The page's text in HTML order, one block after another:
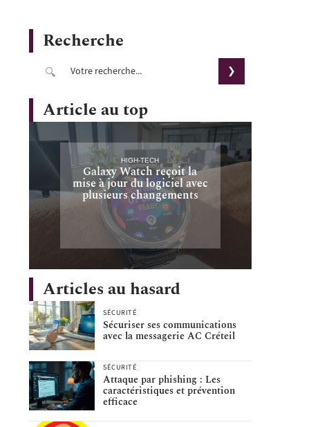
Recherche
Article au top
HIGH-TECH
Galaxy Watch reçoit la
mise à jour du logiciel avec
plusieurs changements
Articles au hasard
SÉCURITÉ
Sécuriser ses communications
avec la messagerie AC Créteil
SÉCURITÉ
Attaque par phishing : Les
caractéristiques et prévention
efficace